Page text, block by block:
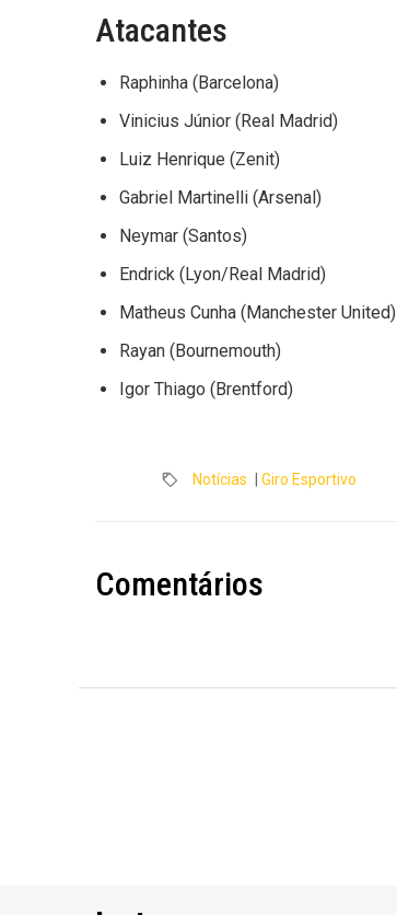
Atacantes
Raphinha (Barcelona)
Vinicius Júnior (Real Madrid)
Luiz Henrique (Zenit)
Gabriel Martinelli (Arsenal)
Neymar (Santos)
Endrick (Lyon/Real Madrid)
Matheus Cunha (Manchester United)
Rayan (Bournemouth)
Igor Thiago (Brentford)
Notícias Giro Esportivo
Comentários